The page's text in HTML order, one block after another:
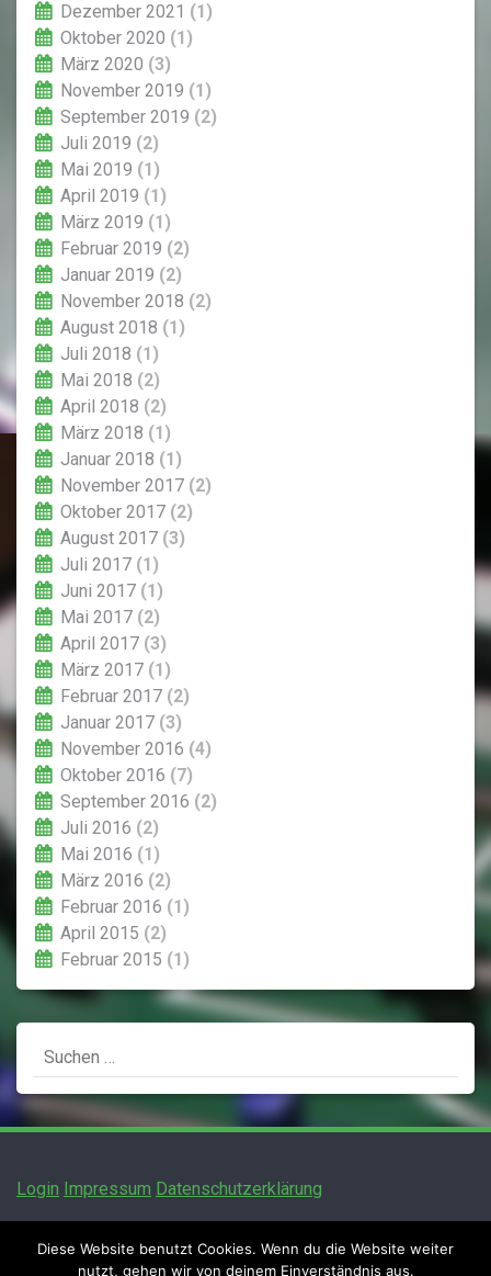
Dezember 2021 (1)
Oktober 2020 (1)
März 2020 (3)
November 2019 (1)
September 2019 (2)
Juli 2019 (2)
Mai 2019 (1)
April 2019 (1)
März 2019 (1)
Februar 2019 (2)
Januar 2019 (2)
November 2018 (2)
August 2018 (1)
Juli 2018 (1)
Mai 2018 (2)
April 2018 (2)
März 2018 (1)
Januar 2018 (1)
November 2017 (2)
Oktober 2017 (2)
August 2017 (3)
Juli 2017 (1)
Juni 2017 (1)
Mai 2017 (2)
April 2017 (3)
März 2017 (1)
Februar 2017 (2)
Januar 2017 (3)
November 2016 (4)
Oktober 2016 (7)
September 2016 (2)
Juli 2016 (2)
Mai 2016 (1)
März 2016 (2)
Februar 2016 (1)
April 2015 (2)
Februar 2015 (1)
Suchen
nach:
Login Impressum Datenschutzerklärung
Diese Website benutzt Cookies. Wenn du die Website weiter
nutzt, gehen wir von deinem Einverständnis aus.